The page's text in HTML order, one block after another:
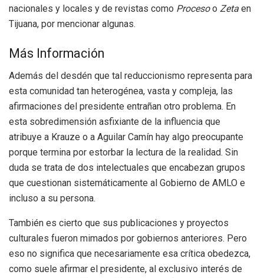
nacionales y locales y de revistas como Procesoo Zeta en
Tijuana, por mencionar algunas.
Más Información
Además del desdén que tal reduccionismo representa para
esta comunidad tan heterogénea, vasta y compleja, las
afirmaciones del presidente entrañan otro problema. En
esta sobredimensión asfixiante de la influencia que
atribuye a Krauze o a Aguilar Camín hay algo preocupante
porque termina por estorbar la lectura de la realidad. Sin
duda se trata de dos intelectuales que encabezan grupos
que cuestionan sistemáticamente al Gobierno de AMLO e
incluso a su persona.
También es cierto que sus publicaciones y proyectos
culturales fueron mimados por gobiernos anteriores. Pero
eso no significa que necesariamente esa crítica obedezca,
como suele afirmar el presidente, al exclusivo interés de